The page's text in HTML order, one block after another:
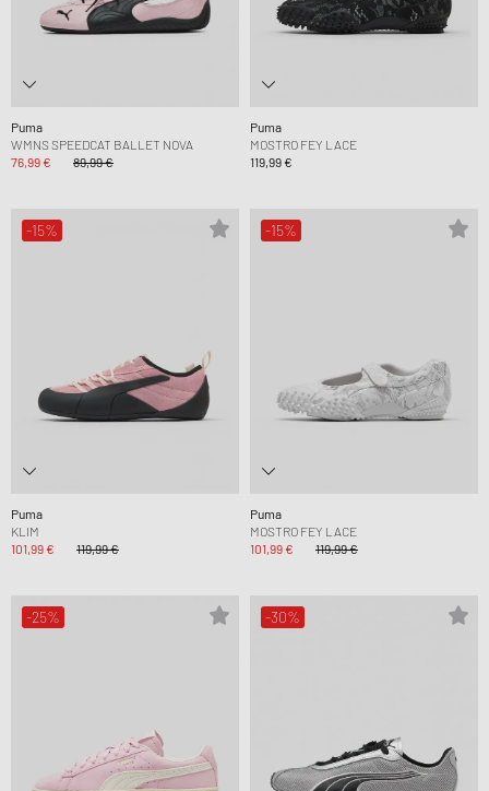
Puma
WMNS SPEEDCAT BALLET NOVA
76,99 €
89,99 €
Puma
MOSTRO FEY LACE
119,99 €
-15%
Puma
KLIM
101,99 €
119,99 €
-15%
Puma
MOSTRO FEY LACE
101,99 €
119,99 €
-25% -30%